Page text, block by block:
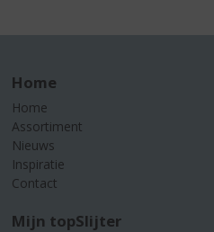
Home
Home
Assortiment
Nieuws
Inspiratie
Contact
Mijn topSlijter